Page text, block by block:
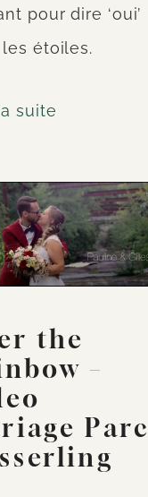
pour dire ‘oui’
étoiles.
suite
the
–
Parc